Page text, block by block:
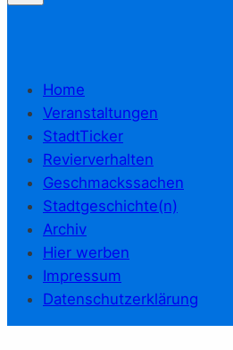
Home
Veranstaltungen
StadtTicker
Revierverhalten
Geschmackssachen
Stadtgeschichte(n)
Archiv
Hier werben
Impressum
Datenschutzerklärung